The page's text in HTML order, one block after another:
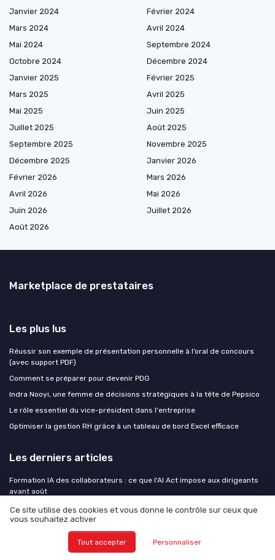
Janvier 2024
Février 2024
Mars 2024
Avril 2024
Mai 2024
Septembre 2024
Octobre 2024
Décembre 2024
Janvier 2025
Février 2025
Mars 2025
Avril 2025
Mai 2025
Juin 2025
Juillet 2025
Août 2025
Septembre 2025
Novembre 2025
Décembre 2025
Janvier 2026
Février 2026
Mars 2026
Avril 2026
Mai 2026
Juin 2026
Juillet 2026
Août 2026
Marketplace de prestataires
Les plus lus
Réussir son exemple de présentation personnelle à l’oral de concours
(avec support PDF)
Comment se préparer pour devenir PDG
Indra Nooyi, une femme de décisions stratégiques à la tête de Pepsico
Le rôle essentiel du vice-président dans l'entreprise
Optimiser la gestion RH grâce à un tableau de bord Excel efficace
Les derniers articles
Formation IA des collaborateurs : ce que l'AI Act impose aux dirigeants
avant août
IA verticale : pourquoi les solutions métier l'emportent sur les outils
généralistes en 2026
Orchestrer vos plannings avec un plannigramme pour soutenir
l’excellence opérationnelle
Ce site utilise des cookies et vous donne le contrôle sur ceux que
vous souhaitez activer
Tout accepter Personnaliser